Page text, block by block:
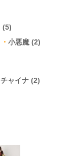
(5)
小悪魔 (2)
チャイナ (2)